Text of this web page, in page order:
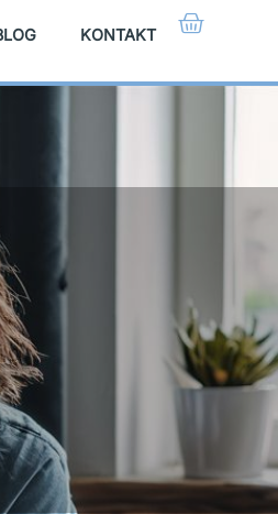
KONTAKT